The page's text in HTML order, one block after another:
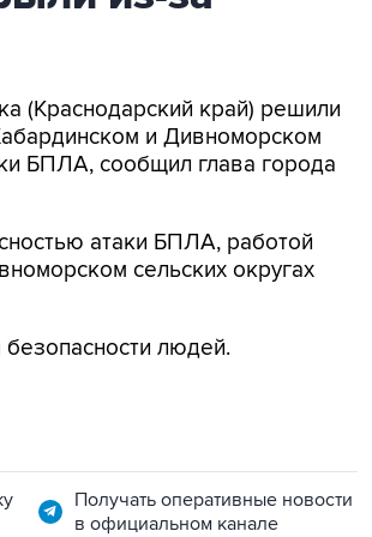
(Краснодарский край) решили
и Дивноморском
БПЛА, сообщил глава города
атаки БПЛА, работой
сельских округах
безопасности людей.
Получать оперативные новости
в официальном канале